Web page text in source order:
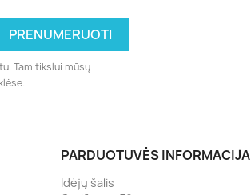
Tam tikslui mūsų
PARDUOTUVĖS INFORMACIJA
Idėjų šalis